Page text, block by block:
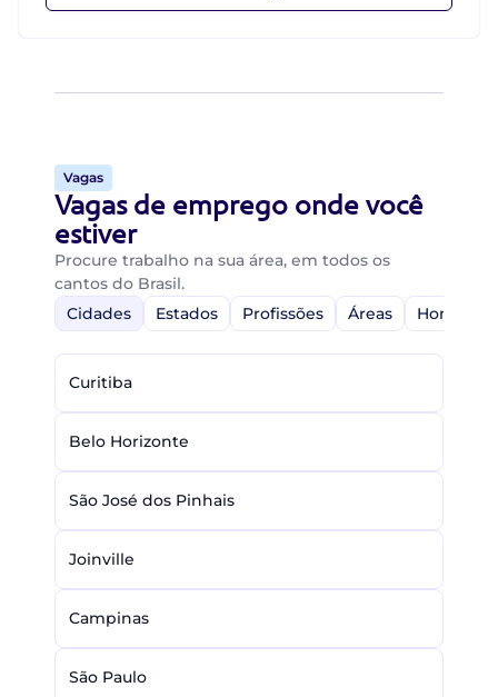
Vagas
Vagas de emprego onde você
estiver
Procure trabalho na sua área, em todos os
cantos do Brasil.
Cidades
Estados Profissões Áreas Home-
Curitiba
Belo Horizonte
São José dos Pinhais
Joinville
Campinas
São Paulo